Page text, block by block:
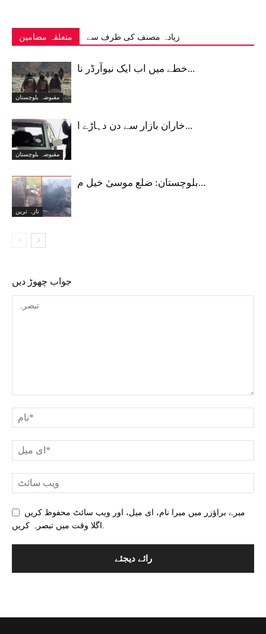
متعلقہ مضامین زیادہ مصنف کی طرف سے
مقبوضہ بلوچستان
خطے میں اب ایک نیوآرڈر نا...
مقبوضہ بلوچستان
خاران بازار سے دن دہاڑے ا...
تازہ ترین
بلوچستان: ضلع موسیٰ خیل م...
جواب چھوڑ دیں
میرے براؤزر میں میرا نام، ای میل، اور ویب سائٹ محفوظ کریں
اگلا وقت میں تبصرہ کریں.